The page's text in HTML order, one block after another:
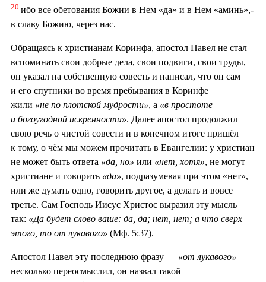
20 ибо все обетования Божии в Нем «да» и в Нем «аминь»,-
в славу Божию, через нас.
Обращаясь к христианам Коринфа, апостол Павел не стал
вспоминать свои добрые дела, свои подвиги, свои труды,
он указал на собственную совесть и написал, что он сам
и его спутники во время пребывания в Коринфе
жили «не по плотской мудрости», а «в простоте
и богоугодной искренности». Далее апостол продолжил
свою речь о чистой совести и в конечном итоге пришёл
к тому, о чём мы можем прочитать в Евангелии: у христиан
не может быть ответа «да, но» или «нет, хотя», не могут
христиане и говорить «да», подразумевая при этом «нет»,
или же думать одно, говорить другое, а делать и вовсе
третье. Сам Господь Иисус Христос выразил эту мысль
так: «Да будет слово ваше: да, да; нет, нет; а что сверх
этого, то от лукавого» (Мф. 5:37).
Апостол Павел эту последнюю фразу — «от лукавого» —
несколько переосмыслил, он назвал такой